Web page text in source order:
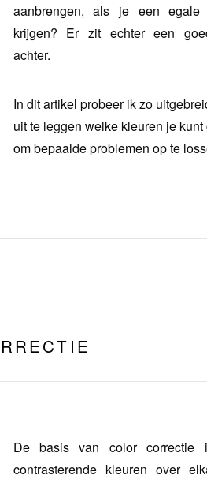
aanbrengen, als je een
krijgen? Er zit echter een
achter.
In dit artikel probeer ik zo
uit te leggen welke kleuren je
om bepaalde problemen op te
De basis van color
contrasterende kleuren over